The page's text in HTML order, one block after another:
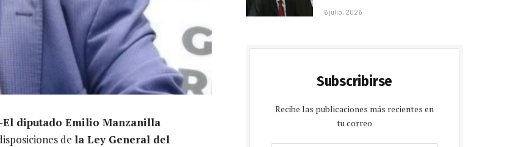
El diputado Emilio Manzanilla
de la Ley General del
6 julio, 2026
Subscribirse
Recibe las publicaciones más recientes en
tu correo